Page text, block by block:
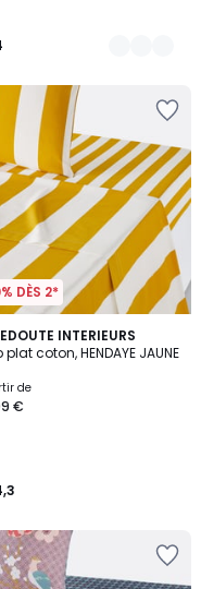
DÈS 2*
INTERIEURS
plat coton, HENDAYE JAUNE
de
€